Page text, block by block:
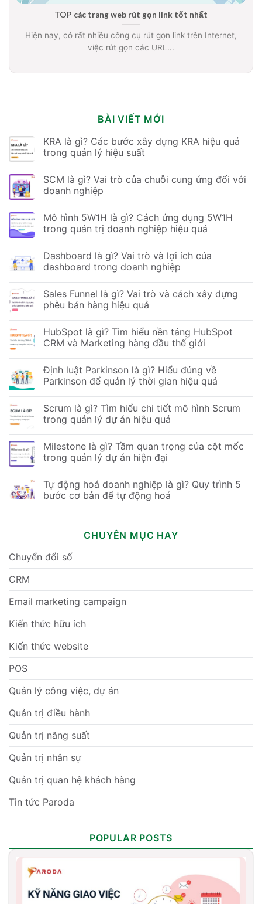
TOP các trang web rút gọn link tốt nhất
Hiện nay, có rất nhiều công cụ rút gọn link trên Internet,
việc rút gọn các URL...
BÀI VIẾT MỚI
KRA là gì? Các bước xây dựng KRA hiệu quả
trong quản lý hiệu suất
SCM là gì? Vai trò của chuỗi cung ứng đối với
doanh nghiệp
Mô hình 5W1H là gì? Cách ứng dụng 5W1H
trong quản trị doanh nghiệp hiệu quả
Dashboard là gì? Vai trò và lợi ích của
dashboard trong doanh nghiệp
Sales Funnel là gì? Vai trò và cách xây dựng
phễu bán hàng hiệu quả
HubSpot là gì? Tìm hiểu nền tảng HubSpot
CRM và Marketing hàng đầu thế giới
Định luật Parkinson là gì? Hiểu đúng về
Parkinson để quản lý thời gian hiệu quả
Scrum là gì? Tìm hiểu chi tiết mô hình Scrum
trong quản lý dự án hiệu quả
Milestone là gì? Tầm quan trọng của cột mốc
trong quản lý dự án hiện đại
Tự động hoá doanh nghiệp là gì? Quy trình 5
bước cơ bản để tự động hoá
CHUYÊN MỤC HAY
Chuyển đổi số
CRM
Email marketing campaign
Kiến thức hữu ích
Kiến thức website
POS
Quản lý công việc, dự án
Quản trị điều hành
Quản trị năng suất
Quản trị nhân sự
Quản trị quan hệ khách hàng
Tin tức Paroda
POPULAR POSTS